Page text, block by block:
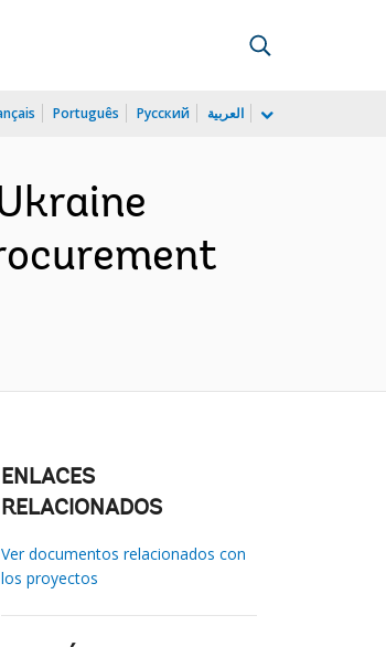
Português Русский العربية
ENLACES
RELACIONADOS
Ver documentos relacionados con
los proyectos